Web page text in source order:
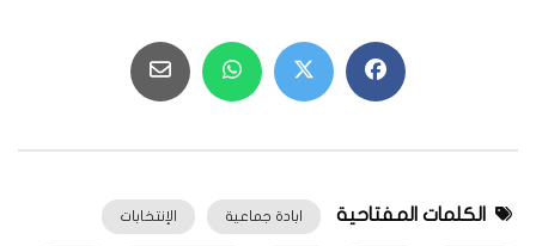
الكلمات المفتاحية ابادة جماعية الإنتخابات